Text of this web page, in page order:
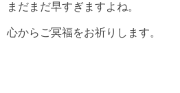
まだまだ早すぎますよね。
心からご冥福をお祈りします。